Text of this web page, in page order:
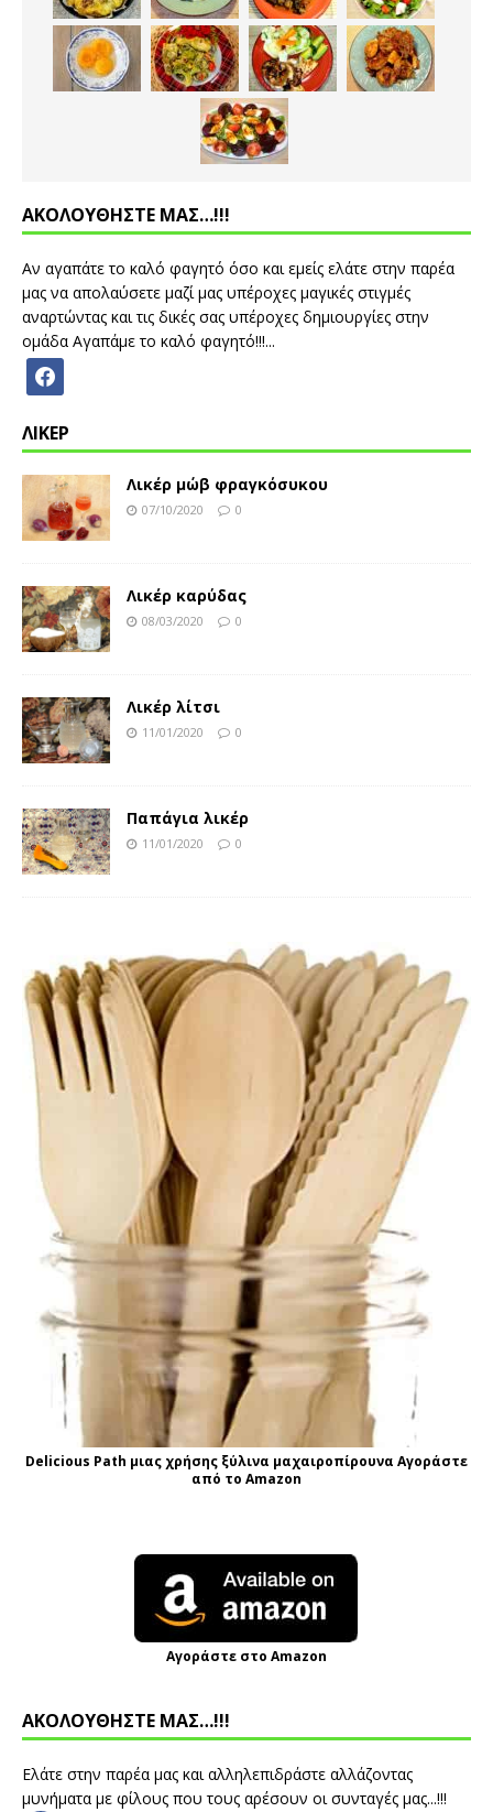
ΑΚΟΛΟΥΘΗΣΤΕ ΜΑΣ…!!!
Αν αγαπάτε το καλό φαγητό όσο και εμείς ελάτε στην παρέα
μας να απολαύσετε μαζί μας υπέροχες μαγικές στιγμές
αναρτώντας και τις δικές σας υπέροχες δημιουργίες στην
ομάδα Αγαπάμε το καλό φαγητό!!!...
ΛΙΚΕΡ
Λικέρ μώβ φραγκόσυκου
07/10/2020 0
Λικέρ καρύδας
08/03/2020 0
Λικέρ λίτσι
11/01/2020 0
Παπάγια λικέρ
11/01/2020 0
Delicious Path μιας χρήσης ξύλινα μαχαιροπίρουνα Αγοράστε
από το Amazon
Αγοράστε στο Amazon
ΑΚΟΛΟΥΘΗΣΤΕ ΜΑΣ…!!!
Ελάτε στην παρέα μας και αλληλεπιδράστε αλλάζοντας
μυνήματα με φίλους που τους αρέσουν οι συνταγές μας...!!!